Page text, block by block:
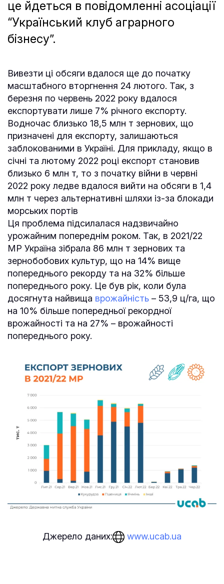
це йдеться в повідомленні асоціації
“Український клуб аграрного
бізнесу”.
Вивезти ці обсяги вдалося ще до початку
масштабного вторгнення 24 лютого. Так, з
березня по червень 2022 року вдалося
експортувати лише 7% річного експорту.
Водночас близько 18,5 млн т зернових, що
призначені для експорту, залишаються
заблокованими в Україні. Для прикладу, якщо в
січні та лютому 2022 році експорт становив
близько 6 млн т, то з початку війни в червні
2022 року ледве вдалося вийти на обсяги в 1,4
млн т через альтернативні шляхи із-за блокади
морських портів
Ця проблема підсилалася надзвичайно
урожайним попереднім роком. Так, в 2021/22
МР Україна зібрала 86 млн т зернових та
зернобобових культур, що на 14% вище
попереднього рекорду та на 32% більше
попереднього року. Це був рік, коли була
досягнута найвища врожайність – 53,9 ц/га, що
на 10% більше попередньої рекордної
врожайності та на 27% – врожайності
попереднього року.
Джерело даних: www.ucab.ua